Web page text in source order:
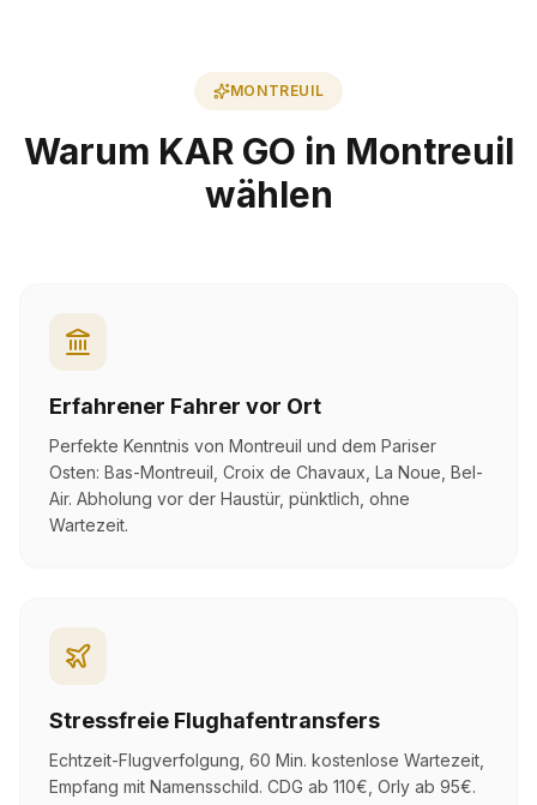
MONTREUIL
Warum KAR GO in Montreuil
wählen
Erfahrener Fahrer vor Ort
Perfekte Kenntnis von Montreuil und dem Pariser
Osten: Bas-Montreuil, Croix de Chavaux, La Noue, Bel-
Air. Abholung vor der Haustür, pünktlich, ohne
Wartezeit.
Stressfreie Flughafentransfers
Echtzeit-Flugverfolgung, 60 Min. kostenlose Wartezeit,
Empfang mit Namensschild. CDG ab 110€, Orly ab 95€.